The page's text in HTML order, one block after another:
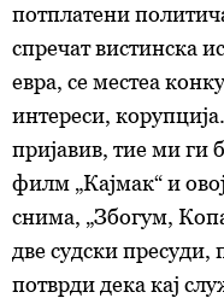
потплатени
спречат вистинска
евра, се местеа
интереси,
пријавив, тие ми ги
филм „Кајмак“ и
снима, „Збогум,
две судски пресуди,
потврди дека кај